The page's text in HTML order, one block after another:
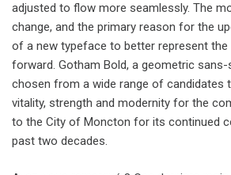
adjusted to flow more seamlessly. The
change, and the primary reason for the
of a new typeface to better represent the
forward. Gotham Bold, a geometric
chosen from a wide range of candidates
vitality, strength and modernity for the
to the City of Moncton for its continued
past two decades.